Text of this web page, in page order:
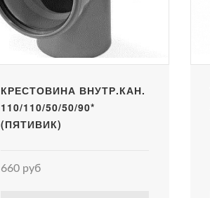
КРЕСТОВИНА ВНУТР.КАН.
110/110/50/50/90*
(ПЯТИВИК)
660 руб